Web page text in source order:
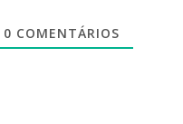
0 COMENTÁRIOS